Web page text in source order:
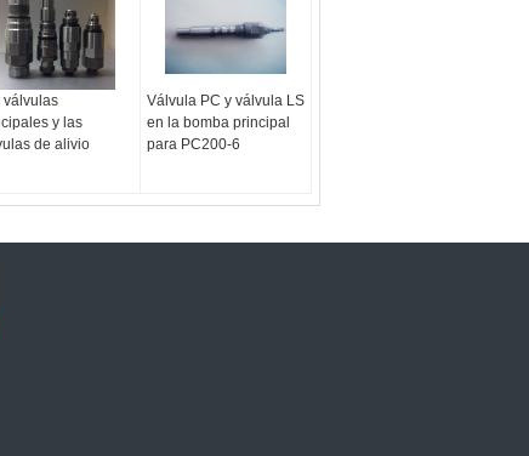
válvulas
y las
de alivio
Válvula PC y válvula LS
en la bomba principal
para PC200-6